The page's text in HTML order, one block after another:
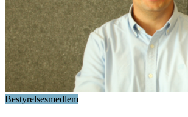
Bestyrelsesmedlem